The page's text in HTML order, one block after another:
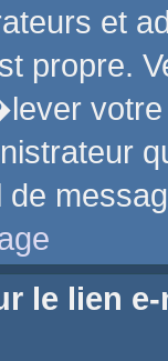
et
propre.
de
le lien